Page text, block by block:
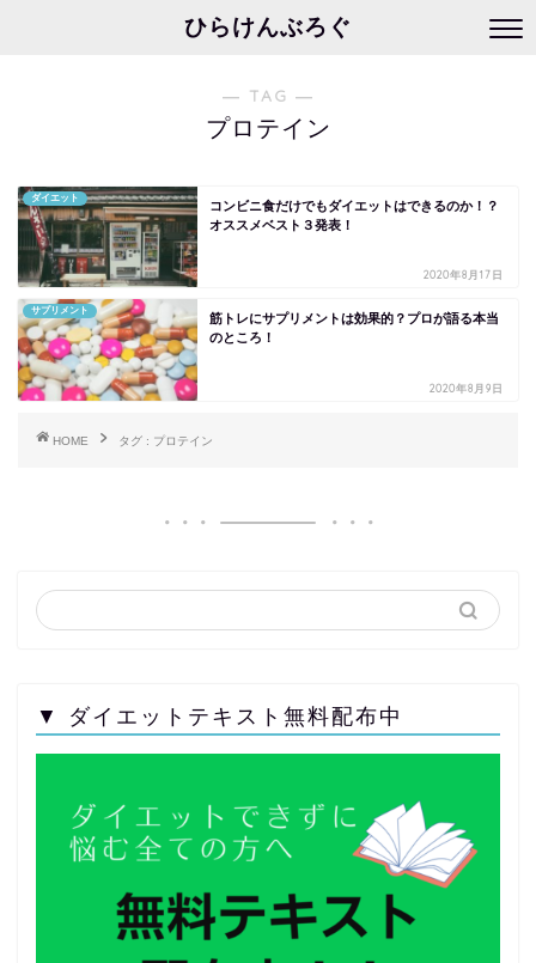
ひらけんぶろぐ
― TAG ―
プロテイン
ダイエット
コンビニ食だけでもダイエットはできるのか！？
オススメベスト３発表！
2020年8月17日
サプリメント
筋トレにサプリメントは効果的？プロが語る本当
のところ！
2020年8月9日
HOME タグ : プロテイン
▼ ダイエットテキスト無料配布中